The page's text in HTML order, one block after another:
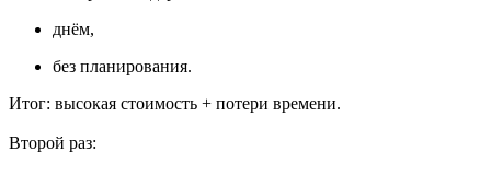
днём,
без планирования.
Итог: высокая стоимость + потери времени.
Второй раз: